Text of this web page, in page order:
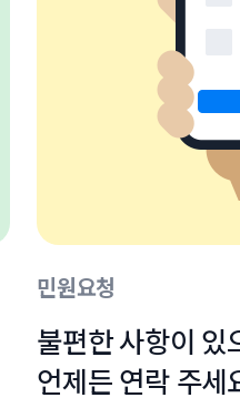
민원요청
불편한 사항이 있
언제든 연락 주세